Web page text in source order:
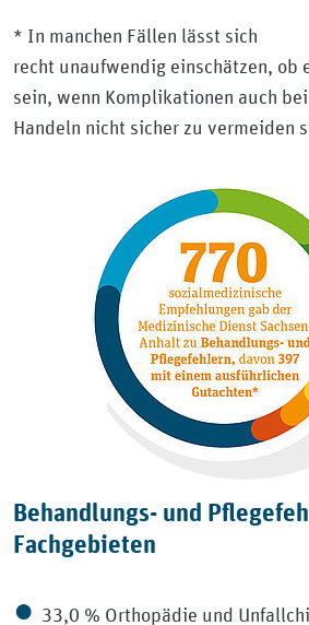
* In manchen Fällen lässt sich
recht unaufwendig einschätzen, ob
sein, wenn Komplikationen auch
Handeln nicht sicher zu vermeiden
Behandlungs- und
Fachgebieten
● 33,0 % Orthopädie und